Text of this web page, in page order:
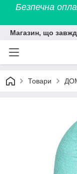
Безпечна
Магазин, що
Товари